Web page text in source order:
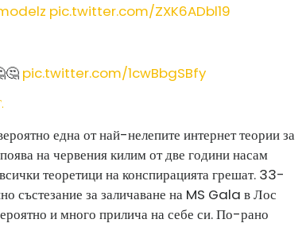
pic.twitter.com/ZXK6ADbl19
pic.twitter.com/1cwBbgSBfy
една от най-нелепите интернет теории за
на червения килим от две години насам
теоретици на конспирацията грешат. 33-
състезание за заличаване на MS Gala в Лос
и много прилича на себе си. По-рано